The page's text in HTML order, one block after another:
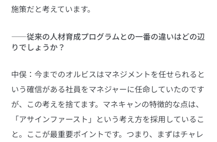
施策だと考えています。
――従来の人材育成プログラムとの一番の違いはどの辺
りでしょうか？
中俣：今までのオルビスはマネジメントを任せられると
いう確信がある社員をマネジャーに任命していたのです
が、この考えを捨てます。マネキャンの特徴的な点は、
「アサインファースト」という考え方を採用しているこ
と。ここが最重要ポイントです。つまり、まずはチャレ